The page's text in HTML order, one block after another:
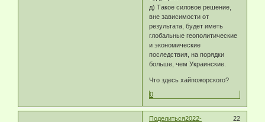
д) Такое силовое решение,
вне зависимости от
результата, будет иметь
глобальные геополитические
и экономические
последствия, на порядки
больше, чем Украинские.
Что здесь хайпожорского?
0
Поделиться 22
2022-